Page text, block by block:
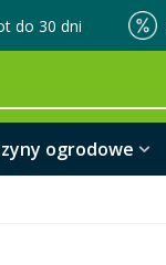
do 30 dni
ogrodowe